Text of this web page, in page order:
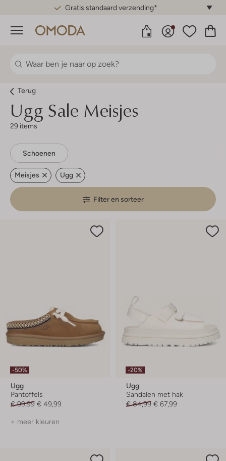
Gratis standaard verzending*
Menu
Terug
Ugg Sale Meisjes
29 items
Schoenen
Meisjes Ugg
Filter en sorteer
-50%
Ugg
Pantoffels
€ 99,99 € 49,99
+ meer kleuren
-20%
Ugg
Sandalen met hak
€ 84,99 € 67,99